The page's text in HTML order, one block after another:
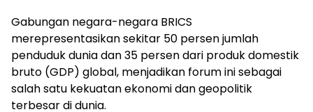
Gabungan negara-negara BRICS
merepresentasikan sekitar 50 persen jumlah
penduduk dunia dan 35 persen dari produk domestik
bruto (GDP) global, menjadikan forum ini sebagai
salah satu kekuatan ekonomi dan geopolitik
terbesar di dunia.